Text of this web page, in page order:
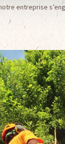
entreprise